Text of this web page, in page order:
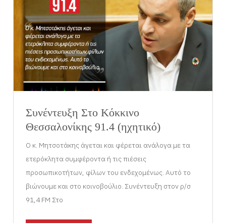
Συνέντευξη Στο Κόκκινο
Θεσσαλονίκης 91.4 (ηχητικό)
Ο κ. Μητσοτάκης άγεται και φέρεται ανάλογα με τα
ετερόκλητα συμφέροντα ή τις πιέσεις
προσωπικοτήτων, φίλων του ενδεχομένως. Αυτό το
βιώνουμε και στο κοινοβούλιο. Συνέντευξη στον ρ/σ
91,4 FM Στο